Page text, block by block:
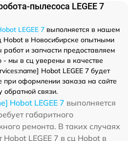
пылесоса LEGEE 7
LEGEE 7 выполняется в нашем
Hobot в Новосибирске опытными
и запчасти предоставляем
мы в сц уверены в качестве
Hobot LEGEE 7 будет
при оформлении заказа на сайте
связи.
Hobot LEGEE 7 выполняется
габаритного
ремонта. В таких случаях
LEGEE 7 в сц Hobot в